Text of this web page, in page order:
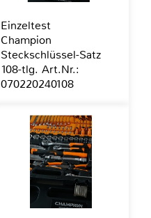
Einzeltest
Champion
Steckschlüssel-Satz
108-tlg. Art.Nr.:
070220240108